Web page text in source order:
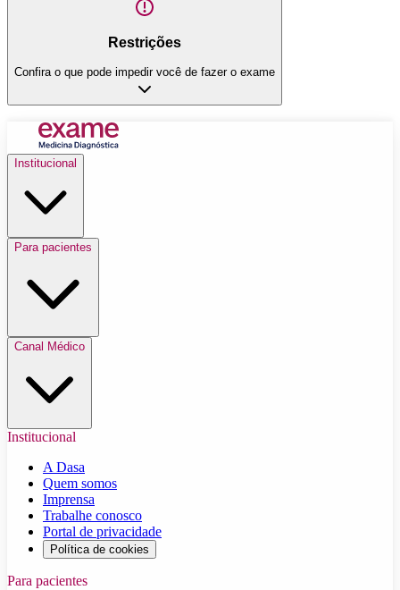
Restrições
Confira o que pode impedir você de fazer o exame
Institucional
Para pacientes
Canal Médico
Institucional
A Dasa
Quem somos
Imprensa
Trabalhe conosco
Portal de privacidade
Política de cookies
Para pacientes